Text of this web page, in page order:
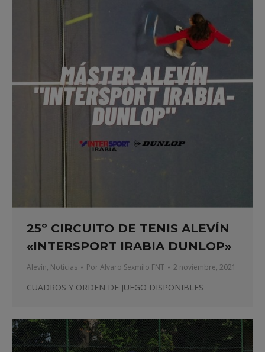
25º CIRCUITO DE TENIS ALEVÍN
«INTERSPORT IRABIA DUNLOP»
Alevín, Noticias PorAlvaro Sexmilo FNT 2 noviembre, 2021
CUADROS Y ORDEN DE JUEGO DISPONIBLES